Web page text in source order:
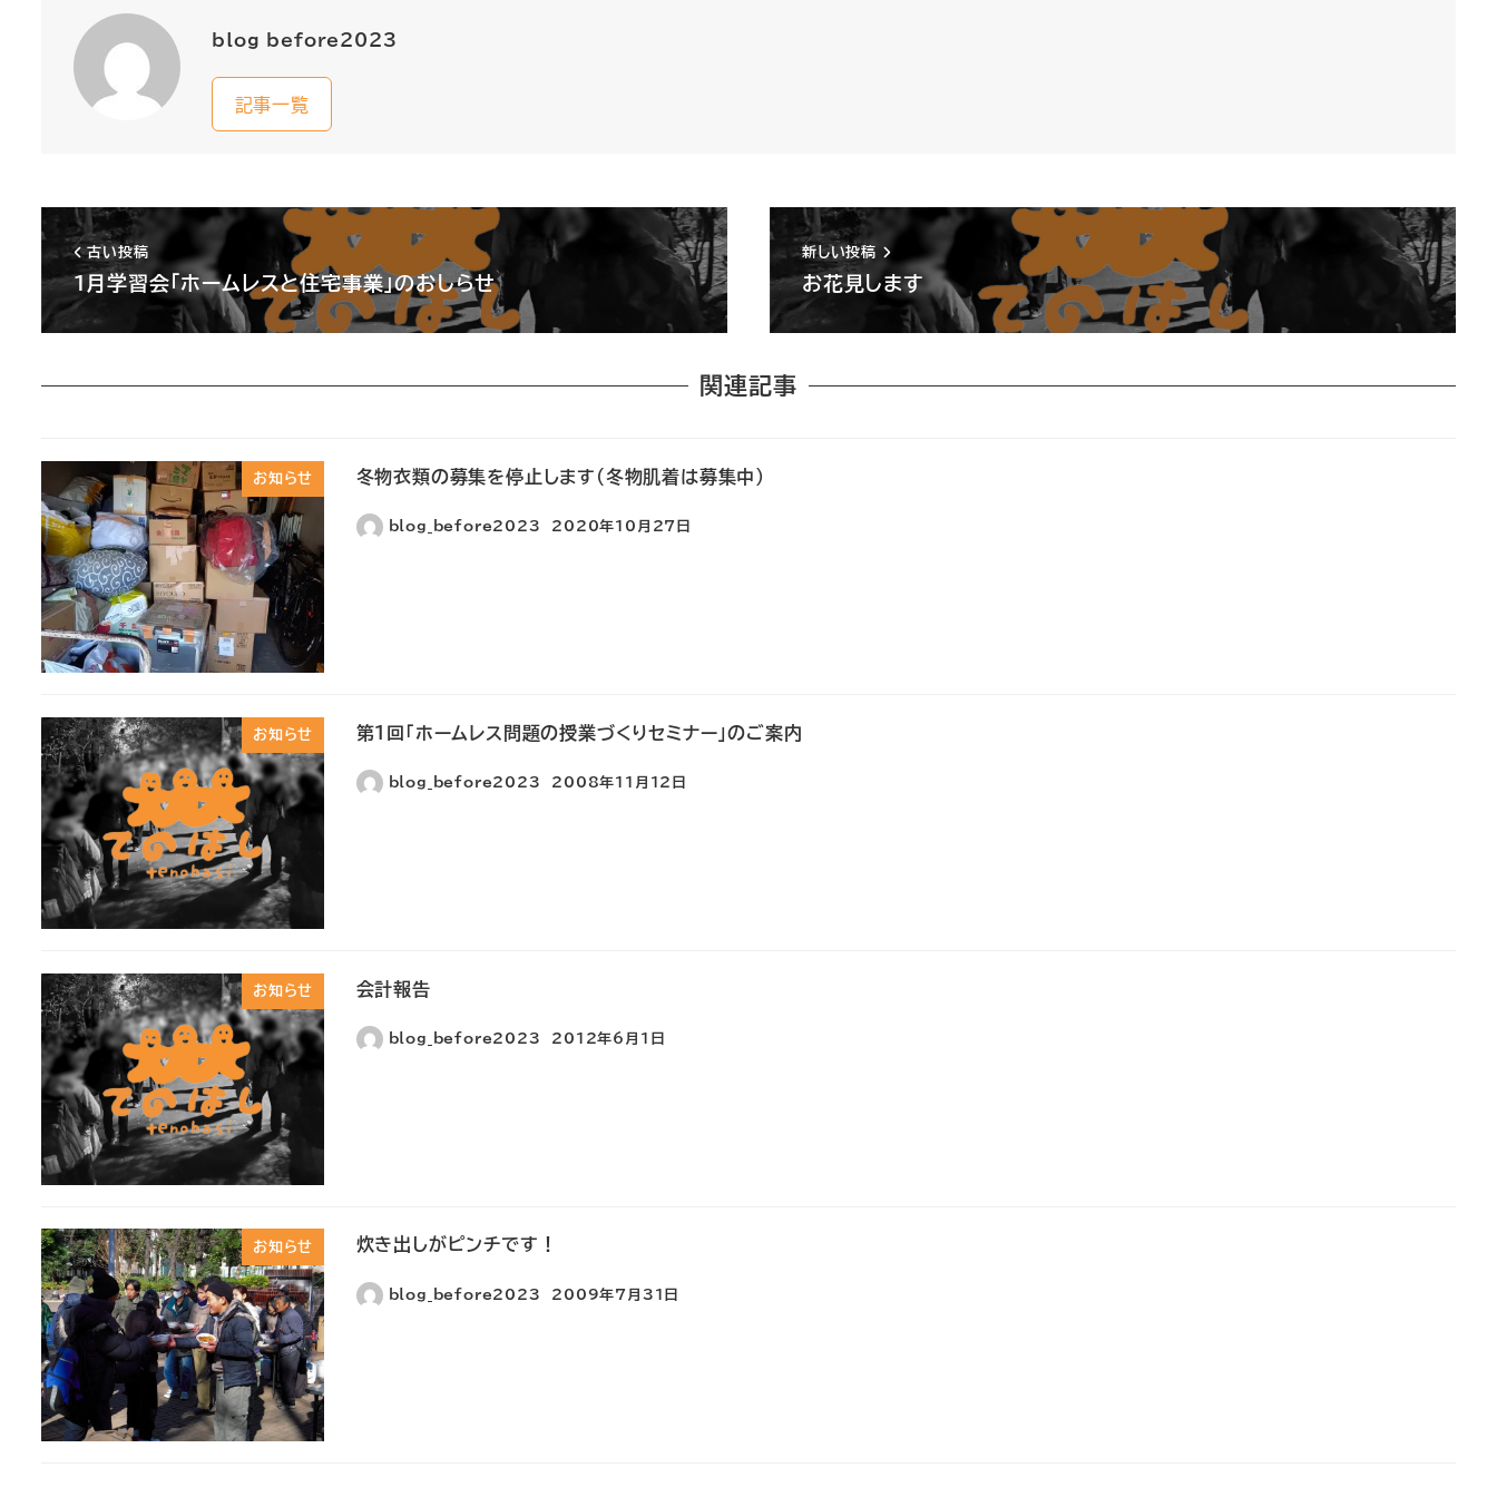
blog_before2023
記事一覧
古い投稿
１月学習会「ホームレスと住宅事業」のおしらせ
新しい投稿
お花見します
関連記事
お知らせ 冬物衣類の募集を停止します(冬物肌着は募集中)
blog_before2023 2020年10月27日
お知らせ 第１回「ホームレス問題の授業づくりセミナー」のご案内
blog_before2023 2008年11月12日
お知らせ 会計報告
blog_before2023 2012年6月1日
お知らせ 炊き出しがピンチです！
blog_before2023 2009年7月31日